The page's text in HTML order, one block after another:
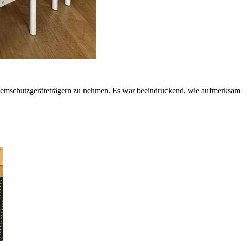
zu nehmen. Es war beeindruckend, wie aufmerksam